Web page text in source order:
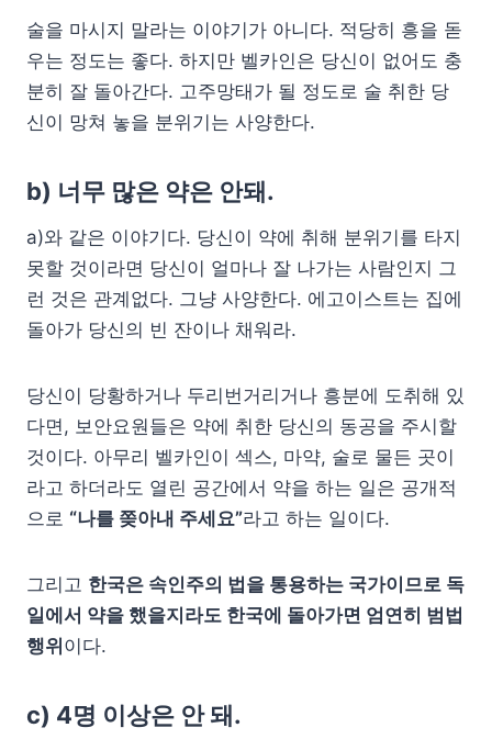
술을 마시지 말라는 이야기가 아니다. 적당히 흥을 돋
우는 정도는 좋다. 하지만 벨카인은 당신이 없어도 충
분히 잘 돌아간다. 고주망태가 될 정도로 술 취한 당
신이 망쳐 놓을 분위기는 사양한다.
b) 너무 많은 약은 안돼.
a)와 같은 이야기다. 당신이 약에 취해 분위기를 타지
못할 것이라면 당신이 얼마나 잘 나가는 사람인지 그
런 것은 관계없다. 그냥 사양한다. 에고이스트는 집에
돌아가 당신의 빈 잔이나 채워라.
당신이 당황하거나 두리번거리거나 흥분에 도취해 있
다면, 보안요원들은 약에 취한 당신의 동공을 주시할
것이다. 아무리 벨카인이 섹스, 마약, 술로 물든 곳이
라고 하더라도 열린 공간에서 약을 하는 일은 공개적
으로 “나를 쫒아내 주세요”라고 하는 일이다.
그리고 한국은 속인주의 법을 통용하는 국가이므로 독
일에서 약을 했을지라도 한국에 돌아가면 엄연히 범법
행위 이다.
c) 4명 이상은 안 돼.